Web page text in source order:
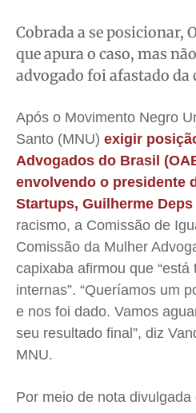
Segurança
Meio Ambiente
Saúde
Direitos
Cultura
Colunas
Caetano Roque
Gustavo Bastos
Jr Mignone (in memorian)
Wanda Sily
Publicidade Legal
Segurança
Meio Ambiente
Saúde
Direitos
Cultura
Colunas
Caetano Roque
Gustavo Bastos
Jr Mignone (in memorian)
Wanda Sily
Publicidade Legal
Segurança
Meio Ambiente
Saúde
Direitos
Cultura
Colunas
Caetano Roque
Gustavo Bastos
Jr Mignone (in memorian)
Wanda Sily
Publicidade Legal
Segurança
Meio Ambiente
Saúde
Direitos
Cultura
Colunas
Caetano Roque
Gustavo Bastos
Jr Mignone (in memorian)
Wanda Sily
Publicidade Legal
Cobrada a se posicionar,
que apura o caso, mas
advogado foi afastado da
Após o Movimento Negro
Santo (MNU) exigir
Advogados do Brasil
envolvendo o presidente
Startups, Guilherme Deps
racismo, a Comissão de
Comissão da Mulher
capixaba afirmou que
internas”. “Queríamos um
e nos foi dado. Vamos
seu resultado final”, diz
MNU.
Por meio de nota